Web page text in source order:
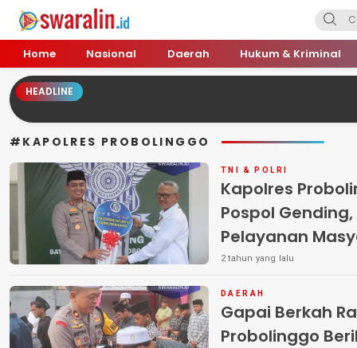
Swara Lin
Independent, Tajam & Profesional
Home Nasional Daerah Hukum & Kriminal
HEADLINE
#KAPOLRES PROBOLINGGO
TNI & POLRI
Kapolres
Pospol
Pelayanan
Lebaran Idul
2 tahun yang lalu
DAERAH
Gapai Berkah
Probolinggo